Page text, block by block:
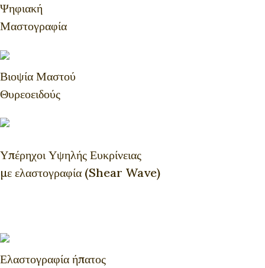
Ψηφιακή
Μαστογραφία
Βιοψία Μαστού
Θυρεοειδούς
Υπέρηχοι Υψηλής Ευκρίνειας
με ελαστογραφία (Shear Wave)
Ελαστογραφία ήπατος